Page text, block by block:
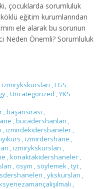
çocuklarda sorumluluk
eğitim kurumlarından
ele alarak bu sorunun
Neden Önemli? Sorumluluk
,izmirykskursları ,LGS
,Uncategorized ,YKS
,başarısırası ,
,bucadershanları ,
,izmirdekidershaneler ,
,izmirdershane ,
,izmirykskursları ,
,konaktakidershaneler ,
, ösym , söylemek ,tyt ,
,ykskursları ,
,